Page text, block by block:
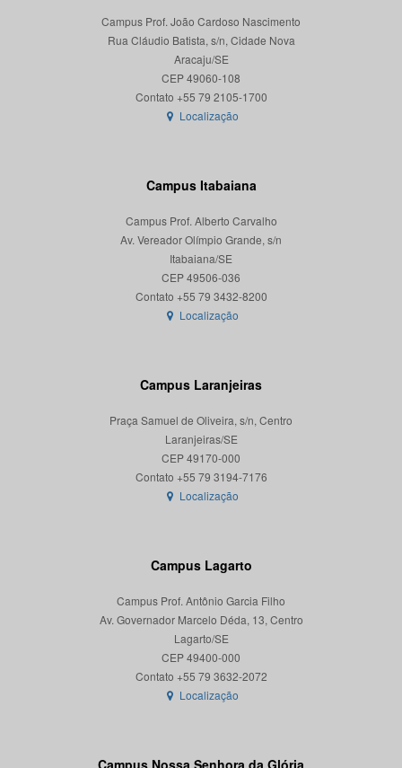
Campus Prof. João Cardoso Nascimento
Rua Cláudio Batista, s/n, Cidade Nova
Aracaju/SE
CEP 49060-108
Localização
Campus Itabaiana
Campus Prof. Alberto Carvalho
Av. Vereador Olímpio Grande, s/n
Itabaiana/SE
CEP 49506-036
Localização
Campus Laranjeiras
Praça Samuel de Oliveira, s/n, Centro
Laranjeiras/SE
CEP 49170-000
Localização
Campus Lagarto
Campus Prof. Antônio Garcia Filho
Av. Governador Marcelo Déda, 13, Centro
Lagarto/SE
CEP 49400-000
Localização